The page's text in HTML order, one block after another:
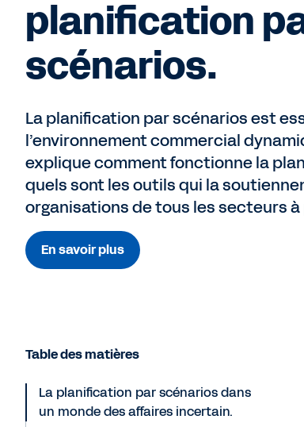
planification
scénarios.
La planification par scénarios est
l’environnement commercial
explique comment fonctionne la
quels sont les outils qui la
organisations de tous les secteurs
En savoir plus
Table des matières
La planification par scénarios dans
un monde des affaires incertain.